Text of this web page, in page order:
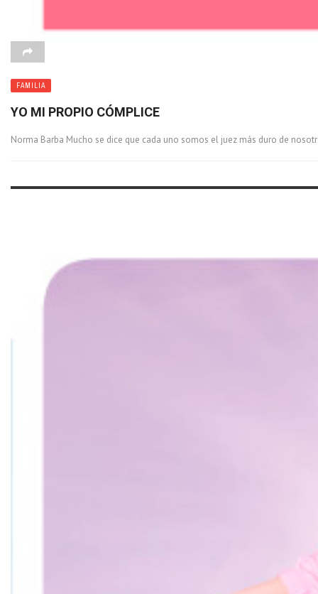
FAMILIA
YO MI PROPIO CÓMPLICE
Norma Barba Mucho se dice que cada uno somos el juez más duro de